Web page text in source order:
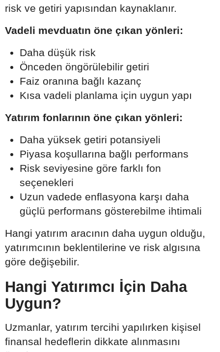
risk ve getiri yapısından kaynaklanır.
Vadeli mevduatın öne çıkan yönleri:
Daha düşük risk
Önceden öngörülebilir getiri
Faiz oranına bağlı kazanç
Kısa vadeli planlama için uygun yapı
Yatırım fonlarının öne çıkan yönleri:
Daha yüksek getiri potansiyeli
Piyasa koşullarına bağlı performans
Risk seviyesine göre farklı fon
seçenekleri
Uzun vadede enflasyona karşı daha
güçlü performans gösterebilme ihtimali
Hangi yatırım aracının daha uygun olduğu,
yatırımcının beklentilerine ve risk algısına
göre değişebilir.
Hangi Yatırımcı İçin Daha
Uygun?
Uzmanlar, yatırım tercihi yapılırken kişisel
finansal hedeflerin dikkate alınmasını